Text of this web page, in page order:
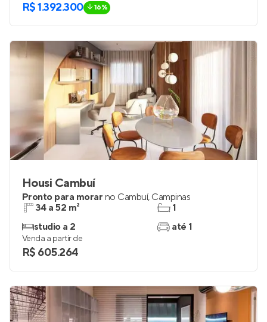
R$ 1.392.300 16%
Housi Cambuí
Pronto para morar no Cambuí, Campinas
34 a 52 m²
studio a 2
1
até 1
Venda a partir de
R$ 605.264